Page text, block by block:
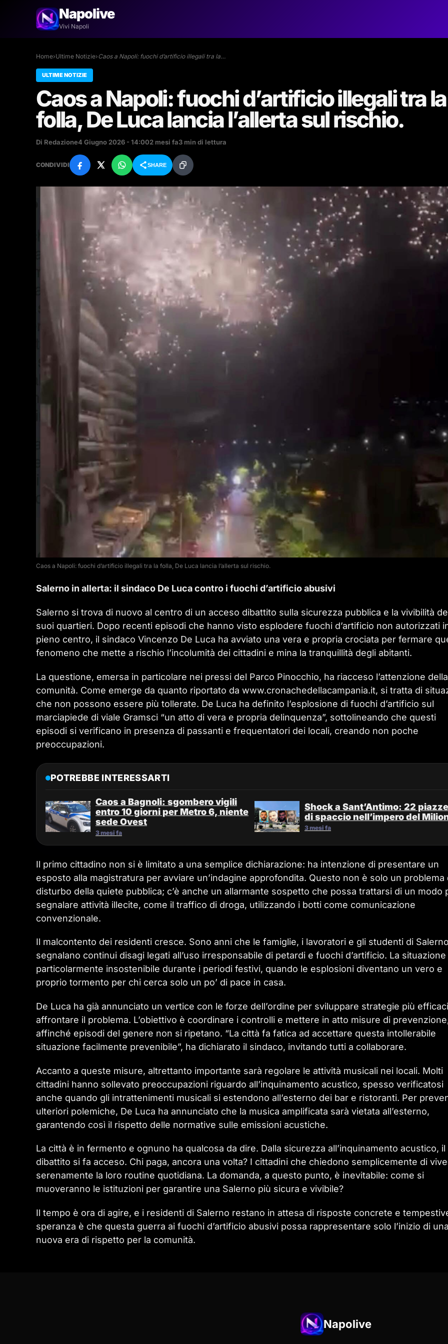
Napolive
Vivi Napoli
Home›Ultime Notizie›Caos a Napoli: fuochi d’artificio illegali tra la…
ULTIME NOTIZIE
Caos a Napoli: fuochi d’artificio illegali tra la
folla, De Luca lancia l’allerta sul rischio.
Di Redazione4 Giugno 2026 - 14:002 mesi fa3 min di lettura
CONDIVIDI SHARE
Caos a Napoli: fuochi d’artificio illegali tra la folla, De Luca lancia l’allerta sul rischio.
Salerno in allerta: il sindaco De Luca contro i fuochi d’artificio abusivi
Salerno si trova di nuovo al centro di un acceso dibattito sulla sicurezza pubblica e la vivibilità
suoi quartieri. Dopo recenti episodi che hanno visto esplodere fuochi d’artificio non autorizzati
pieno centro, il sindaco Vincenzo De Luca ha avviato una vera e propria crociata per fermare
fenomeno che mette a rischio l’incolumità dei cittadini e mina la tranquillità degli abitanti.
La questione, emersa in particolare nei pressi del Parco Pinocchio, ha riacceso l’attenzione della
comunità. Come emerge da quanto riportato da www.cronachedellacampania.it, si tratta di
che non possono essere più tollerate. De Luca ha definito l’esplosione di fuochi d’artificio sul
marciapiede di viale Gramsci “un atto di vera e propria delinquenza”, sottolineando che questi
episodi si verificano in presenza di passanti e frequentatori dei locali, creando non poche
preoccupazioni.
POTREBBE INTERESSARTI
Caos a Bagnoli: sgombero vigili
entro 10 giorni per Metro 6, niente
sede Ovest
3 mesi fa
Shock a Sant’Antimo: 22 piazze
di spaccio nell’impero del
3 mesi fa
Il primo cittadino non si è limitato a una semplice dichiarazione: ha intenzione di presentare un
esposto alla magistratura per avviare un’indagine approfondita. Questo non è solo un problema
disturbo della quiete pubblica; c’è anche un allarmante sospetto che possa trattarsi di un modo
segnalare attività illecite, come il traffico di droga, utilizzando i botti come comunicazione
convenzionale.
Il malcontento dei residenti cresce. Sono anni che le famiglie, i lavoratori e gli studenti di Salerno
segnalano continui disagi legati all’uso irresponsabile di petardi e fuochi d’artificio. La
particolarmente insostenibile durante i periodi festivi, quando le esplosioni diventano un vero e
proprio tormento per chi cerca solo un po’ di pace in casa.
De Luca ha già annunciato un vertice con le forze dell’ordine per sviluppare strategie più
affrontare il problema. L’obiettivo è coordinare i controlli e mettere in atto misure di
affinché episodi del genere non si ripetano. “La città fa fatica ad accettare questa intollerabile
situazione facilmente prevenibile”, ha dichiarato il sindaco, invitando tutti a collaborare.
Accanto a queste misure, altrettanto importante sarà regolare le attività musicali nei locali. Molti
cittadini hanno sollevato preoccupazioni riguardo all’inquinamento acustico, spesso verificatosi
anche quando gli intrattenimenti musicali si estendono all’esterno dei bar e ristoranti. Per
ulteriori polemiche, De Luca ha annunciato che la musica amplificata sarà vietata all’esterno,
garantendo così il rispetto delle normative sulle emissioni acustiche.
La città è in fermento e ognuno ha qualcosa da dire. Dalla sicurezza all’inquinamento acustico, il
dibattito si fa acceso. Chi paga, ancora una volta? I cittadini che chiedono semplicemente di
serenamente la loro routine quotidiana. La domanda, a questo punto, è inevitabile: come si
muoveranno le istituzioni per garantire una Salerno più sicura e vivibile?
Il tempo è ora di agire, e i residenti di Salerno restano in attesa di risposte concrete e
speranza è che questa guerra ai fuochi d’artificio abusivi possa rappresentare solo l’inizio di una
nuova era di rispetto per la comunità.
Napolive